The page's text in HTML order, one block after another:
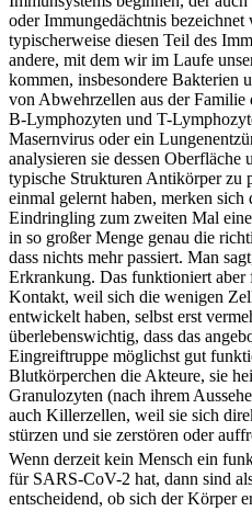
oder Immungedächtnis
typischerweise diesen Teil des
andere, mit dem wir im Laufe
kommen, insbesondere Bakterien
von Abwehrzellen aus der
B-Lymphozyten und T-
Masernvirus oder ein
analysieren sie dessen Oberfläche
typische Strukturen Antikörper zu
einmal gelernt haben, merken
Eindringling zum zweiten Mal
in so großer Menge genau die
dass nichts mehr passiert. Man
Erkrankung. Das funktioniert aber
Kontakt, weil sich die wenigen
entwickelt haben, selbst erst
überlebenswichtig, dass das
Eingreiftruppe möglichst gut
Blutkörperchen die Akteure, sie
Granulozyten (nach ihrem
auch Killerzellen, weil sie sich
stürzen und sie zerstören oder
Wenn derzeit kein Mensch ein
für SARS-CoV-2 hat, dann sind
entscheidend, ob sich der Körper